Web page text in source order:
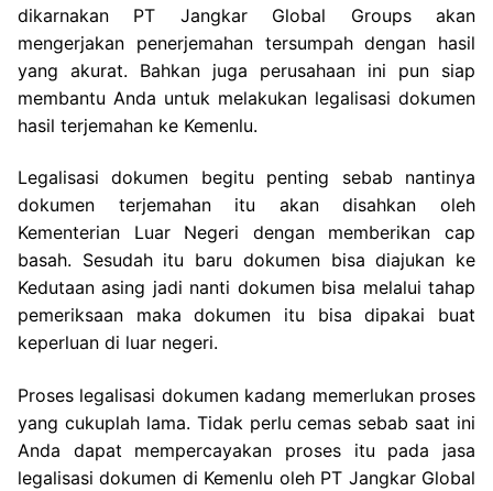
dikarnakan PT Jangkar Global Groups akan
mengerjakan penerjemahan tersumpah dengan hasil
yang akurat. Bahkan juga perusahaan ini pun siap
membantu Anda untuk melakukan legalisasi dokumen
hasil terjemahan ke Kemenlu.
Legalisasi dokumen begitu penting sebab nantinya
dokumen terjemahan itu akan disahkan oleh
Kementerian Luar Negeri dengan memberikan cap
basah. Sesudah itu baru dokumen bisa diajukan ke
Kedutaan asing jadi nanti dokumen bisa melalui tahap
pemeriksaan maka dokumen itu bisa dipakai buat
keperluan di luar negeri.
Proses legalisasi dokumen kadang memerlukan proses
yang cukuplah lama. Tidak perlu cemas sebab saat ini
Anda dapat mempercayakan proses itu pada jasa
legalisasi dokumen di Kemenlu oleh PT Jangkar Global